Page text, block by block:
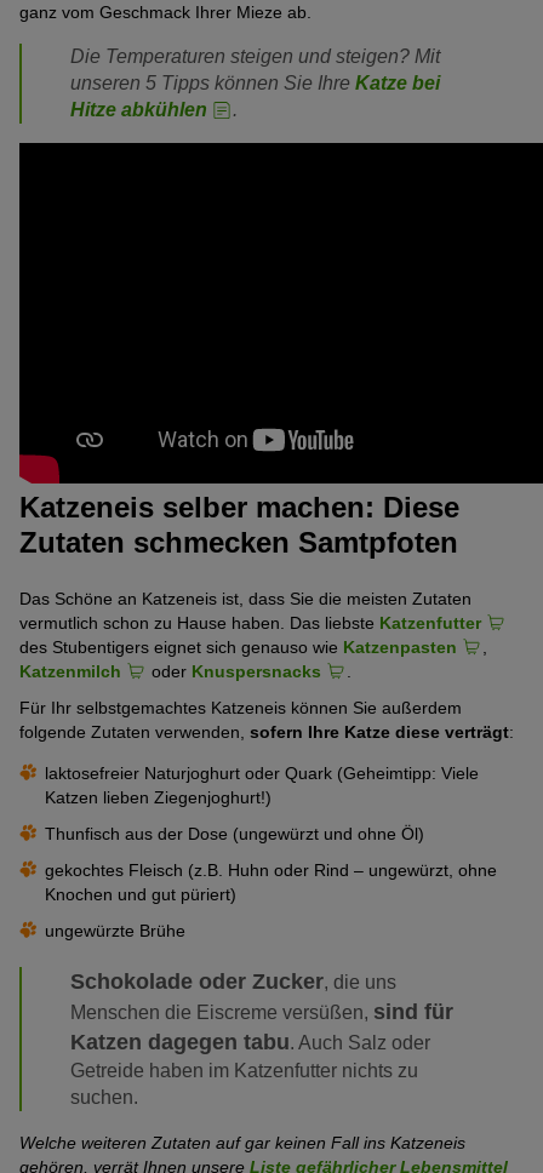
ganz vom Geschmack Ihrer Mieze ab.
Die Temperaturen steigen und steigen? Mit
unseren 5 Tipps können Sie Ihre Katze bei
Hitze abkühlen
.
Katzeneis selber machen: Diese
Zutaten schmecken Samtpfoten
Das Schöne an Katzeneis ist, dass Sie die meisten Zutaten
vermutlich schon zu Hause haben. Das liebste Katzenfutter
des Stubentigers eignet sich genauso wie Katzenpasten
Katzenmilch
oder Knuspersnacks
Für Ihr selbstgemachtes Katzeneis können Sie außerdem
folgende Zutaten verwenden, sofern Ihre Katze diese verträgt:
laktosefreier Naturjoghurt oder Quark (Geheimtipp: Viele
Katzen lieben Ziegenjoghurt!)
Thunfisch aus der Dose (ungewürzt und ohne Öl)
gekochtes Fleisch (z.B. Huhn oder Rind – ungewürzt, ohne
Knochen und gut püriert)
ungewürzte Brühe
Schokolade oder Zucker, die uns
Menschen die Eiscreme versüßen, sind für
Katzen dagegen tabu. Auch Salz oder
Getreide haben im Katzenfutter nichts zu
suchen.
Welche weiteren Zutaten auf gar keinen Fall ins Katzeneis
gehören, verrät Ihnen unsere Liste gefährlicher Lebensmittel